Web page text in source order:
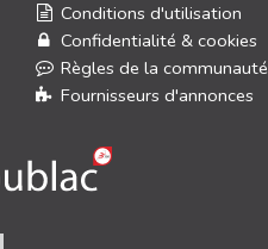
Conditions d'utilisation
Confidentialité & cookies
Règles de la communauté
Fournisseurs d'annonces